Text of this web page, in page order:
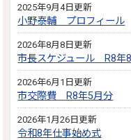
2025年9月4日更新
小野泰輔 プロフィール
2026年8月8日更新
市長スケジュール R8年
2026年6月1日更新
市交際費 R8年5月分
2026年1月26日更新
令和8年仕事始め式